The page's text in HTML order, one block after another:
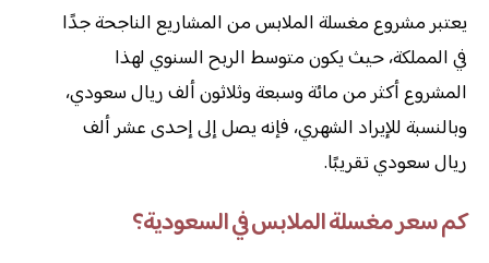
يعتبر مشروع مغسلة الملابس من المشاريع الناجحة جدًا
في المملكة، حيث يكون متوسط الربح السنوي لهذا
المشروع أكثر من مائة وسبعة وثلاثون ألف ريال سعودي،
وبالنسبة للإيراد الشهري، فإنه يصل إلى إحدى عشر ألف
ريال سعودي تقريبًا.
كم سعر مغسلة الملابس في السعودية؟